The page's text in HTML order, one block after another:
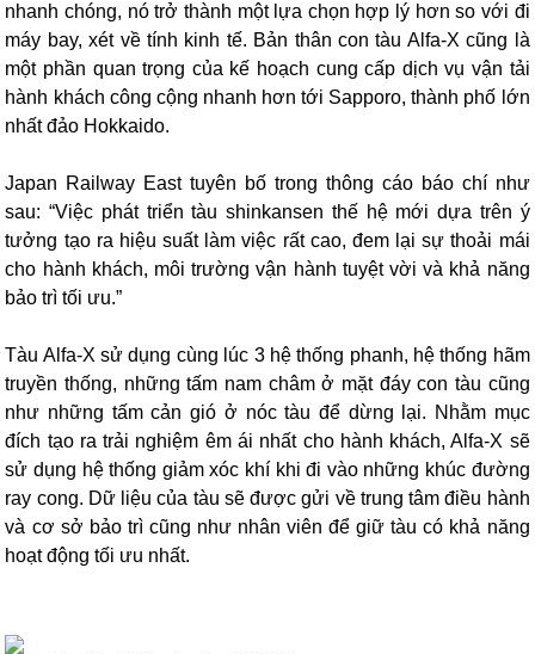
nhanh chóng, nó trở thành một lựa chọn hợp lý hơn so với đi
máy bay, xét về tính kinh tế. Bản thân con tàu Alfa-X cũng là
một phần quan trọng của kế hoạch cung cấp dịch vụ vận tải
hành khách công cộng nhanh hơn tới Sapporo, thành phố lớn
nhất đảo Hokkaido.
Japan Railway East tuyên bố trong thông cáo báo chí như
sau: “Việc phát triển tàu shinkansen thế hệ mới dựa trên ý
tưởng tạo ra hiệu suất làm việc rất cao, đem lại sự thoải mái
cho hành khách, môi trường vận hành tuyệt vời và khả năng
bảo trì tối ưu.”
Tàu Alfa-X sử dụng cùng lúc 3 hệ thống phanh, hệ thống hãm
truyền thống, những tấm nam châm ở mặt đáy con tàu cũng
như những tấm cản gió ở nóc tàu để dừng lại. Nhằm mục
đích tạo ra trải nghiệm êm ái nhất cho hành khách, Alfa-X sẽ
sử dụng hệ thống giảm xóc khí khi đi vào những khúc đường
ray cong. Dữ liệu của tàu sẽ được gửi về trung tâm điều hành
và cơ sở bảo trì cũng như nhân viên để giữ tàu có khả năng
hoạt động tối ưu nhất.